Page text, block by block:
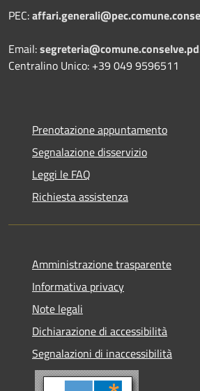
PEC:
Email:
Centralino Unico: +39 049 9596511
Prenotazione appuntamento
Segnalazione disservizio
Leggi le FAQ
Richiesta assistenza
Amministrazione trasparente
Informativa privacy
Note legali
Dichiarazione di accessibilità
Segnalazioni di inaccessibilità